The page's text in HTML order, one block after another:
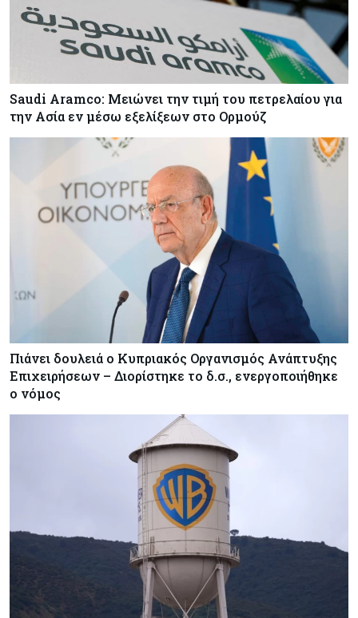
Saudi Aramco: Μειώνει την τιμή του πετρελαίου για
την Ασία εν μέσω εξελίξεων στο Ορμούζ
Πιάνει δουλειά ο Κυπριακός Οργανισμός Ανάπτυξης
Επιχειρήσεων – Διορίστηκε το δ.σ., ενεργοποιήθηκε
ο νόμος